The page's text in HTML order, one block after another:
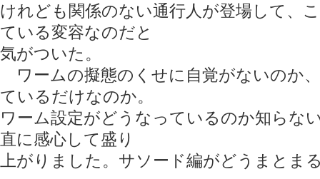
けれども関係のない通行人が登場して、
ている変容なのだと
気がついた。
ワームの擬態のくせに自覚がないのか
ているだけなのか。
ワーム設定がどうなっているのか知らな
直に感心して盛り
上がりました。サソード編がどうまとま